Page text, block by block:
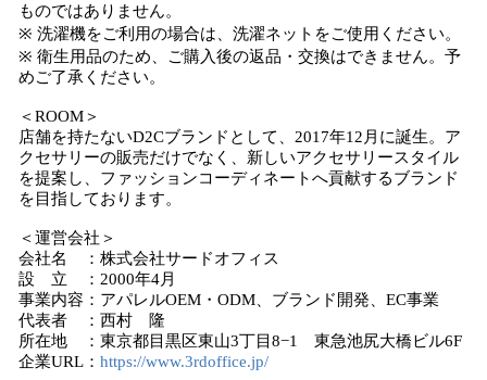
ものではありません。
※ 洗濯機をご利用の場合は、洗濯ネットをご使用ください。
※ 衛生用品のため、ご購入後の返品・交換はできません。予
めご了承ください。
＜ROOM＞
店舗を持たないD2Cブランドとして、2017年12月に誕生。ア
クセサリーの販売だけでなく、新しいアクセサリースタイル
を提案し、ファッションコーディネートへ貢献するブランド
を目指しております。
＜運営会社＞
会社名 ：株式会社サードオフィス
設 立 ：2000年4月
事業内容：アパレルOEM・ODM、ブランド開発、EC事業
代表者 ：西村 隆
所在地 ：東京都目黒区東山3丁目8−1 東急池尻大橋ビル6F
企業URL： https://www.3rdoffice.jp/